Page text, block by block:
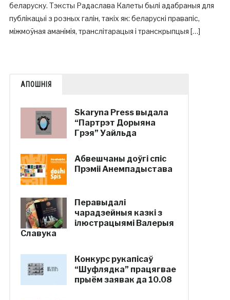
беларуску. Тэксты Радаслава Калеты былі адабраныя для
публікацыі з розных галін, такіх як: беларускі правапіс,
міжмоўная аманімія, транслітарацыя і транскрыпцыя […]
АПОШНІЯ
Skaryna Press выдала
“Партрэт Дорыяна
Грэя” Уайльда
Абвешчаны доўгі спіс
Прэміі Анемпадыстава
Перавыдалі
чарадзейныя казкі з
ілюстрацыямі Валерыя
Славука
Конкурс рукапісаў
“Шуфлядка” працягвае
прыём заявак да 10.08